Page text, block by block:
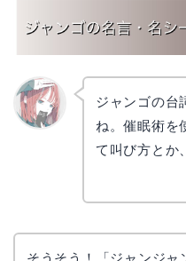
ジャンゴの台
ね。催眠術を
て叫び方とか
そうそう！「ジャンジ